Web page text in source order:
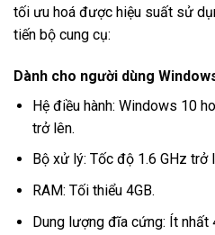
tối ưu hoá được hiệu suất sử
tiến bộ cung cụ:
Dành cho người dùng
Hệ điều hành: Windows 10
trở lên.
Bộ xử lý: Tốc độ 1.6 GHz trở
RAM: Tối thiểu 4GB.
Dung lượng đĩa cứng: Ít nhất